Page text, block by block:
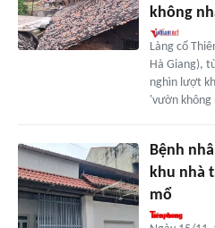
không
Làng cổ
Hà Giang),
nghìn lượt
'vườn
Bệnh
khu nhà
mổ